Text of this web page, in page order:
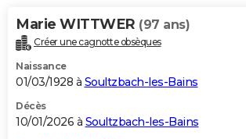
Alimentation
Guide de la santé
Maladies
Médicaments
Sommeil
VOYAGE
Destinations
City break
Voyage nature
Voyage de noces
Forum
Climat
+PHOTO
GUIDES D'ACHAT
BONS PLANS
Marie WITTWER (97 ans)
Créer une cagnotte obsèques
Naissance
01/03/1928 à Soultzbach-les-Bains
Décès
10/01/2026 à Soultzbach-les-Bains